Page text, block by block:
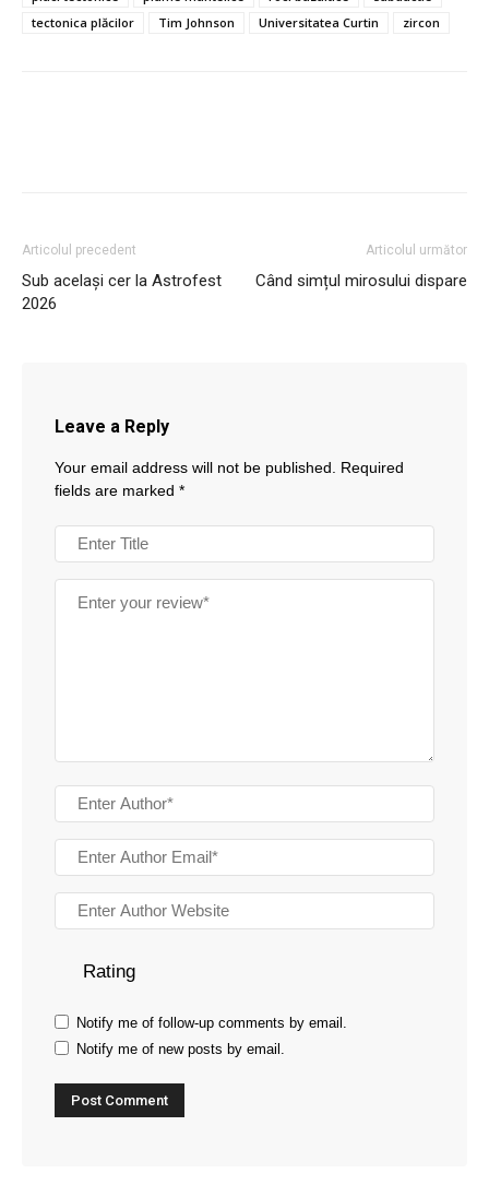
tectonica plăcilor
Tim Johnson Universitatea Curtin zircon
Articolul precedent
Sub același cer la Astrofest
2026
Articolul următor
Când simțul mirosului dispare
Leave a Reply
Your email address will not be published.
Required
fields are marked *
Rating
Notify me of follow-up comments by email.
Notify me of new posts by email.